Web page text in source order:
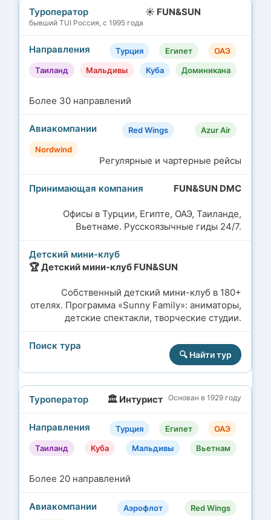
☀️ FUN&SUN
бывший TUI Россия, с 1995 года
Турция Египет
ОАЭ
Таиланд
Мальдивы Куба Доминикана
Более 30 направлений
Red Wings
Azur Air
Nordwind
Регулярные и чартерные рейсы
FUN&SUN DMC
Офисы в Турции, Египте, ОАЭ, Таиланде,
Вьетнаме. Русскоязычные гиды 24/7.
🏆 Детский мини-клуб FUN&SUN
Собственный детский мини-клуб в 180+
отелях. Программа «Sunny Family»: аниматоры,
детские спектакли, творческие студии.
🔍 Найти тур
🏛️ Интурист Основан в 1929 году
Турция Египет
ОАЭ
Таиланд
Куба Мальдивы Вьетнам
Более 20 направлений
Аэрофлот Red Wings